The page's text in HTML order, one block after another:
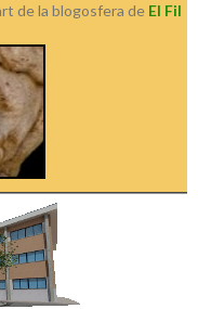
de la blogosfera de El Fil